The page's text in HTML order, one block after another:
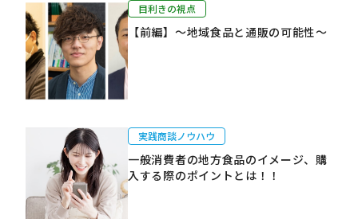
目利きの視点
【前編】～地域食品と通販の可能性～
実践商談ノウハウ
一般消費者の地方食品のイメージ、購
入する際のポイントとは！！